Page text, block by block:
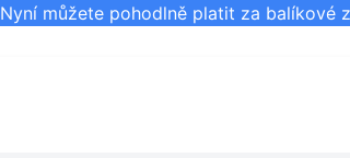
můžete pohodlně platit za balíkové